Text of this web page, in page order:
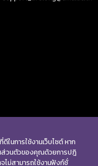
นการใช้งานเว็บไซต์ หาก
ส่วนตัวของคุณด้วยการปฎิ
ม่สามารถใช้งานฟังก์ชั่